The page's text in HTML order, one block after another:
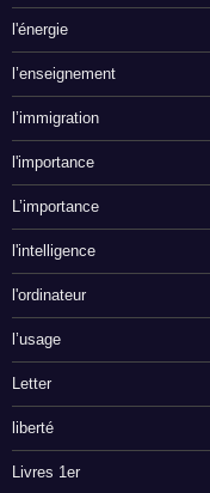
l'énergie
l’enseignement
l’immigration
l'importance
L’importance
l'intelligence
l'ordinateur
l’usage
Letter
liberté
Livres 1er